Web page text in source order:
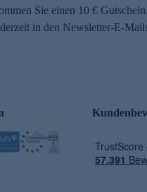
Sie einen 10 €
in den Newsletter-E-